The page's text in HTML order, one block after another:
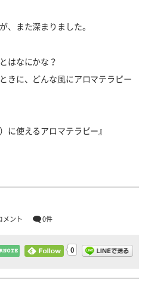
、また深まりました。
はなにかな？
きに、どんな風にアロマテラピー
に使えるアロマテラピー』
メント 0件
0